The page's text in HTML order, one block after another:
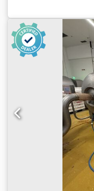
transportör
Senaste
Material
Botten: Konisk
380 mm Utvändig
Avstånd utlopp till
Totalbredd: 650
Yttre delar: 1.4301
ankaromrörare
Nej Utlopp:
transportör